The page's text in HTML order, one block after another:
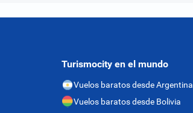
Turismocity en el mundo
Vuelos baratos desde Argentina
Vuelos baratos desde Bolivia